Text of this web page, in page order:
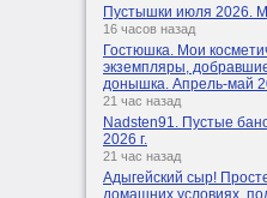
Пустышки июля 2026.
16 часов назад
Гостюшка. Мои
экземпляры,
донышка. Апрель-май
21 час назад
Nadsten91. Пустые
2026 г.
21 час назад
Адыгейский сыр!